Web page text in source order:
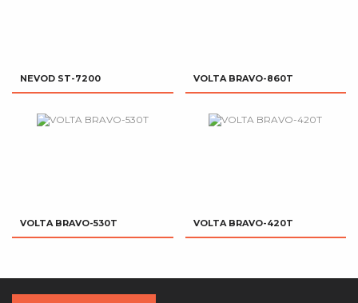
NEVOD ST-7200 VOLTA BRAVO-860T
VOLTA BRAVO-530T VOLTA BRAVO-420T